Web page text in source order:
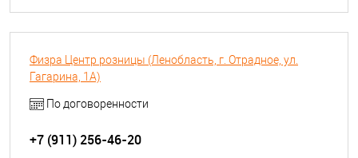
Физра Центр розницы (Ленобласть, г. Отрадное, ул.
Гагарина, 1А)
По договоренности
+7 (911) 256-46-20